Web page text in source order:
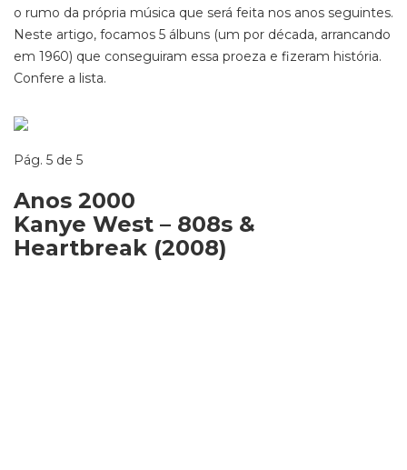
o rumo da própria música que será feita nos anos seguintes.
Neste artigo, focamos 5 álbuns (um por década, arrancando
em 1960) que conseguiram essa proeza e fizeram história.
Confere a lista.
Pág. 5 de 5
Anos 2000
Kanye West – 808s &
Heartbreak (2008)